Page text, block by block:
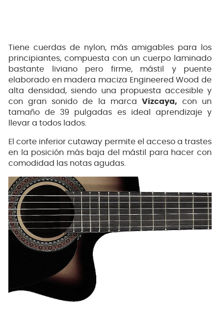
Tiene cuerdas de nylon, más amigables para los
principiantes, compuesta con un cuerpo laminado
bastante liviano pero firme, mástil y puente
elaborado en madera maciza Engineered Wood de
alta densidad, siendo una propuesta accesible y
con gran sonido de la marca Vizcaya, con un
tamaño de 39 pulgadas es ideal aprendizaje y
llevar a todos lados.
El corte inferior cutaway permite el acceso a trastes
en la posición más baja del mástil para hacer con
comodidad las notas agudas.